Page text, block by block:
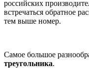
российских
встречаться обратное
тем выше номер.
Самое большое
треугольника.